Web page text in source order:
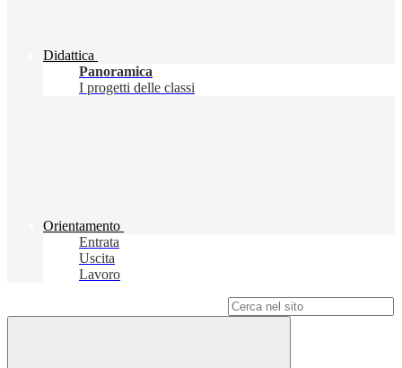
Didattica
Panoramica
I progetti delle classi
Orientamento
Entrata
Uscita
Lavoro